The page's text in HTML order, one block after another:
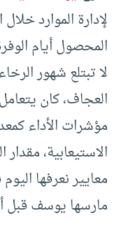
لإدارة الموارد
المحصول أيام
لا تبتلع شهور
العجاف، كان
مؤشرات الأداء
الاستيعابية، مقدار
معايير نعرفها
مارسها يوسف قبل